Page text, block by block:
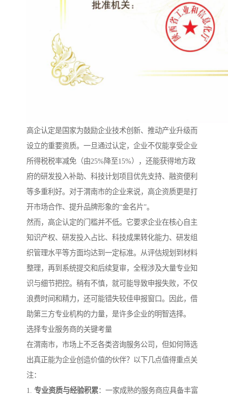
高企认定是国家为鼓励企业技术创新、推动产业升级而
设立的重要资质。一旦通过认定，企业不仅能享受企业
所得税税率减免（由25%降至15%），还能获得地方政
府的研发投入补助、科技计划项目优先支持、融资便利
等多重利好。对于渭南市的企业来说，高企资质更是打
开市场合作、提升品牌形象的“金名片”。
然而，高企认定的门槛并不低。它要求企业在核心自主
知识产权、研发投入占比、科技成果转化能力、研发组
织管理水平等方面均达到一定标准。从评估规划到材料
整理，再到系统提交和后续复审，全程涉及大量专业知
识与细节把控。稍有不慎，就可能导致申报失败，不仅
浪费时间和精力，还可能错失较佳申报窗口。因此，借
助第三方专业机构的力量，是许多企业的明智选择。
选择专业服务商的关键考量
在渭南市，市场上不乏各类咨询服务公司，但如何筛选
出真正能为企业创造价值的伙伴？以下几点值得重点关
注：
1. 专业资质与经验积累：一家成熟的服务商应具备丰富